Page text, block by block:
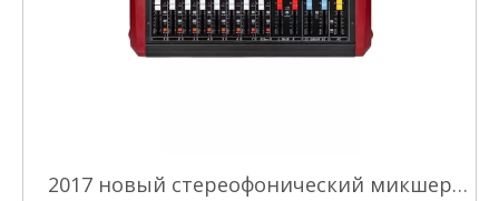
2017 новый стереофонический микшер